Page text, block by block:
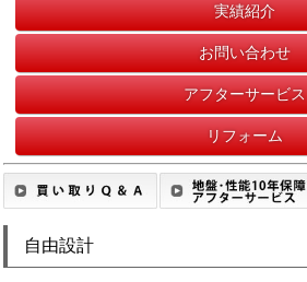
実績紹介
お問い合わせ
アフターサービス
リフォーム
自由設計